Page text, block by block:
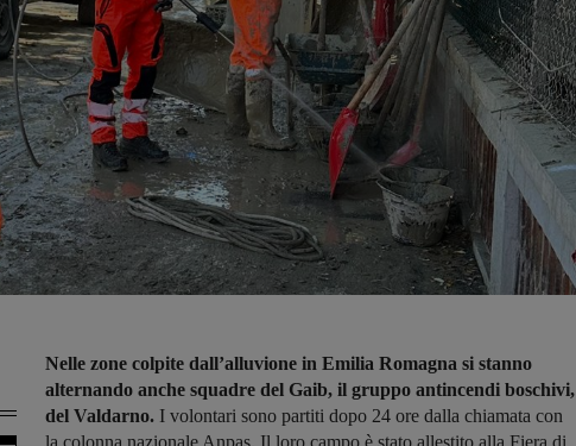
Nelle zone colpite dall’alluvione in Emilia Romagna si stanno
alternando anche squadre del Gaib, il gruppo antincendi boschivi,
del Valdarno. I volontari sono partiti dopo 24 ore dalla chiamata con